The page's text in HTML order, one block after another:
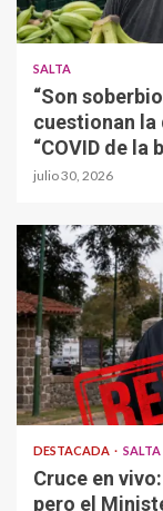
SALTA
“Son
cuestionan la
“COVID de la
julio 30, 2026
DESTACADA SALTA
Cruce en
pero el